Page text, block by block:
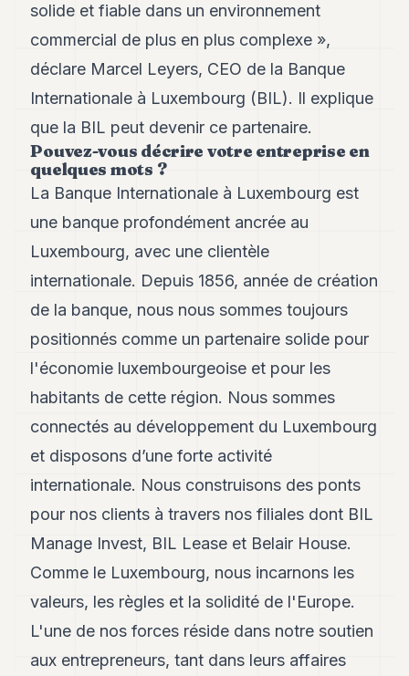
Andy
Andy
14
13
12
Andy
11
Andy
Andy
9
8
Andy
7
Andy
6
Andy
5
3
FINANCE
ART
DE
VIVRE
ASSURANCE
solide et fiable dans un environnement
commercial de plus en plus complexe »,
déclare Marcel Leyers, CEO de la Banque
Internationale à Luxembourg (BIL). Il explique
que la BIL peut devenir ce partenaire.
Pouvez-vous décrire votre entreprise en
quelques mots ?
La Banque Internationale à Luxembourg est
une banque profondément ancrée au
Luxembourg, avec une clientèle
internationale. Depuis 1856, année de création
de la banque, nous nous sommes toujours
positionnés comme un partenaire solide pour
l'économie luxembourgeoise et pour les
habitants de cette région. Nous sommes
connectés au développement du Luxembourg
et disposons d’une forte activité
internationale. Nous construisons des ponts
pour nos clients à travers nos filiales dont BIL
Manage Invest, BIL Lease et Belair House.
Comme le Luxembourg, nous incarnons les
valeurs, les règles et la solidité de l'Europe.
L'une de nos forces réside dans notre soutien
aux entrepreneurs, tant dans leurs affaires